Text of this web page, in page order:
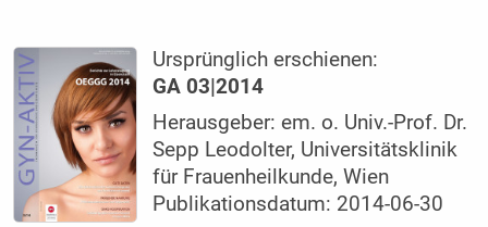
Ursprünglich erschienen:
GA 03|2014
Herausgeber: em. o. Univ.-Prof. Dr.
Sepp Leodolter, Universitätsklinik
für Frauenheilkunde, Wien
Publikationsdatum: 2014-06-30